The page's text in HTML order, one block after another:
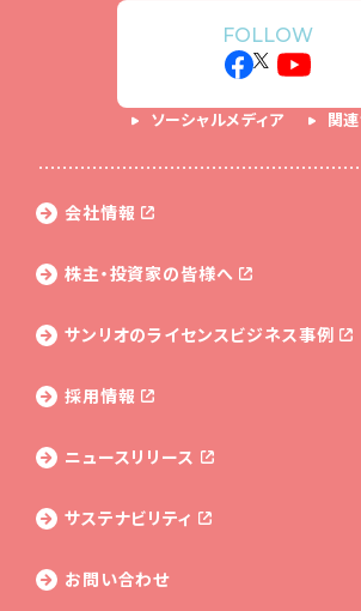
FOLLOW
ソーシャルメディア 関
会社情報
株主・投資家の皆様へ
サンリオのライセンスビジネス事例
採用情報
ニュースリリース
サステナビリティ
お問い合わせ